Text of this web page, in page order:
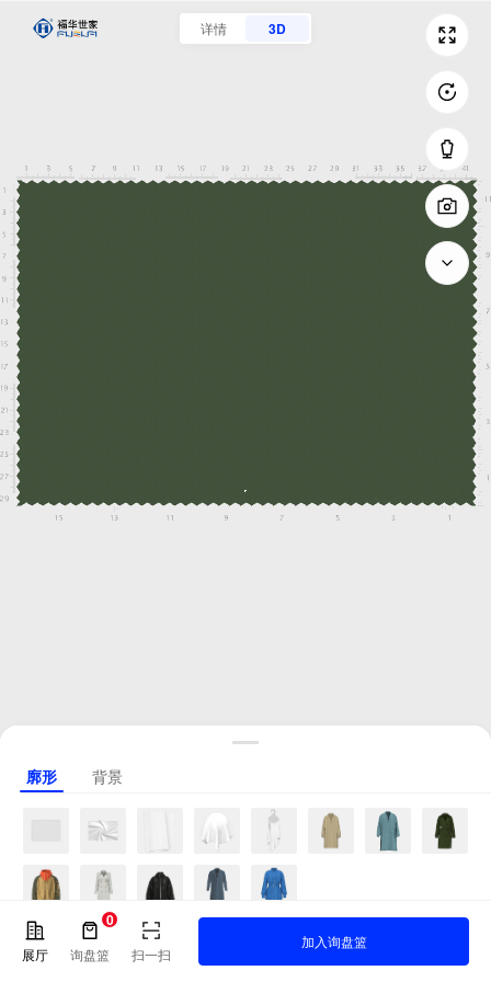
详情 3D
廓形 背景
展厅 询盘篮
0
扫一扫
加入询盘篮